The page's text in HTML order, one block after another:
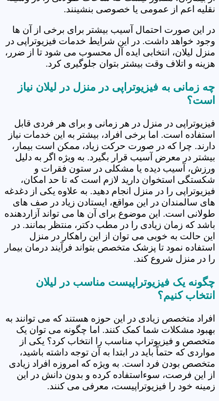
نقلیه اعم از عمومی یا خصوصی بنشینند.
در این صورت احتمال آسیب بیشتر برای برخی از آن ها
وجود خواهد داشت. در این شرایط خدمات فیزیوتراپی در
منزل لیلان، انتخابی ایده آل محسوب می شود تا از ضرر،
هزینه و اتلاف وقت بیشتر بتوان جلوگیری کرد.
چه زمانی به فیزیوتراپی در منزل در لیلان نیاز
است؟
فیزیوتراپی در منزل در هر زمانی و برای هر فردی قابل
استفاده است. اما برخی افراد، بیشتر به این خدمات نیاز
دارند. چرا که در صورت حرکت زیاد، ممکن است بیمار،
بیشتر در معرض آسیب قرار بگیرد. به ویژه اگر به دلیل
ورزش، آسیب دیده یا مشکلی در ستون فقرات و
شکستگی استخوان دارید لازم است که تا حد امکان،
فیزیوتراپی را در منزل انجام دهید. به علاوه یکی از دغدغه
های سالمندان در این مواقع، ایستادن زیاد در صف های
طولانی است. این موضوع برای آن ها می تواند آزاردهنده
باشد که زمان زیادی را در مطب دکتر، منتظر بمانند. در
این حالت به خوبی می توان از این راهکار در منزل
استفاده نمود تا پزشک متخصص بتواند فرآیند درمان بیمار
را در منزل شروع کند.
چگونه یک فیزیوتراپیست مناسب در لیلان
انتخاب کنیم؟
افراد متخصص زیادی در این حوزه هستند که می توانند به
بهبود مشکلات شما کمک کنند. اما چگونه می توان یک
متخصص و فیزیوتراپ مناسب را انتخاب کرد؟ یکی از
مواردی که حتماً باید در ابتدا به آن توجه داشته باشید،
متخصص بودن فرد است. به ویژه که امروزه افراد زیادی
از این فرصت، سوءاستفاده کرده و بدون دانش در این
زمینه خود را فیزیوتراپیست، معرفی می کنند.